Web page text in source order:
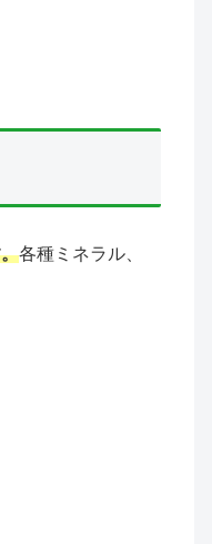
各種ミネラル、